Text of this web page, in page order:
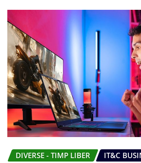
DIVERSE - TIMP LIBER
IT&C